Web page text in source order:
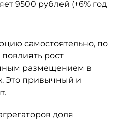
9500 рублей (+6% год
самостоятельно, по
рост
размещением в
Это привычный и
доля